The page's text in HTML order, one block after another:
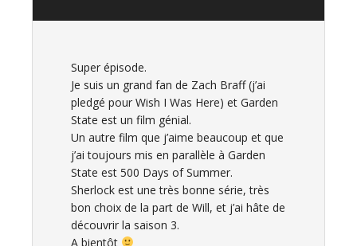
Super épisode.
Je suis un grand fan de Zach Braff (j’ai
pledgé pour Wish I Was Here) et Garden
State est un film génial.
Un autre film que j’aime beaucoup et que
j’ai toujours mis en parallèle à Garden
State est 500 Days of Summer.
Sherlock est une très bonne série, très
bon choix de la part de Will, et j’ai hâte de
découvrir la saison 3.
A bientôt